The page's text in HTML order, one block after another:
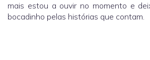
mais estou a ouvir no momento e
bocadinho pelas histórias que contam.